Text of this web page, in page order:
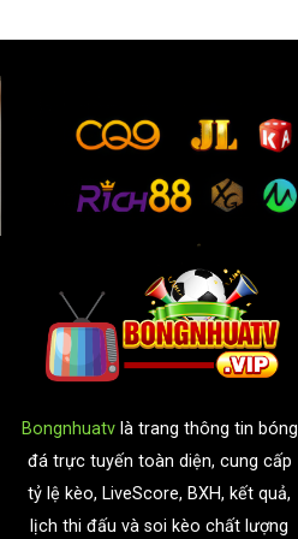
Bongnhuatvlà trang thông tin bóng
đá trực tuyến toàn diện, cung cấp
tỷ lệ kèo, LiveScore, BXH, kết quả,
lịch thi đấu và soi kèo chất lượng